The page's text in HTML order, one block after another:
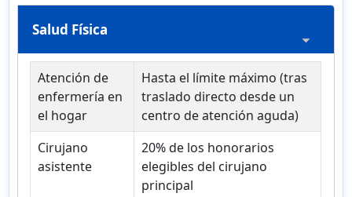
Salud Física
Atención de
enfermería en
el hogar
Hasta el límite máximo (tras
traslado directo desde un
centro de atención aguda)
Cirujano
asistente
20% de los honorarios
elegibles del cirujano
principal